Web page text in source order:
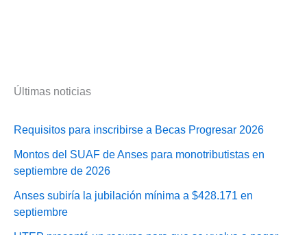
Últimas noticias
Requisitos para inscribirse a Becas Progresar 2026
Montos del SUAF de Anses para monotributistas en
septiembre de 2026
Anses subiría la jubilación mínima a $428.171 en
septiembre